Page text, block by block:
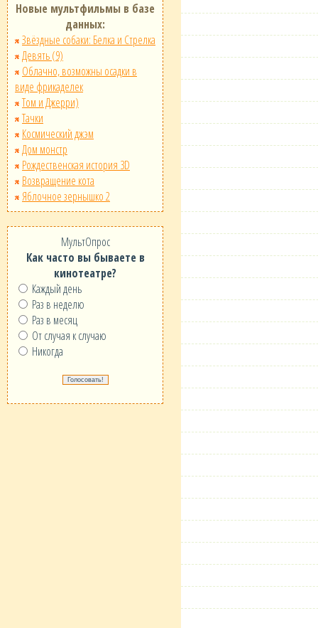
Новые мультфильмы в базе
данных:
Звёздные собаки: Белка и Стрелка
Девять (9)
Облачно, возможны осадки в
виде фрикаделек
Том и Джерри)
Тачки
Космический джэм
Дом монстр
Рождественская история 3D
Возвращение кота
Яблочное зернышко 2
МультОпрос
Как часто вы бываете в
кинотеатре?
Каждый день
Раз в неделю
Раз в месяц
От случая к случаю
Никогда